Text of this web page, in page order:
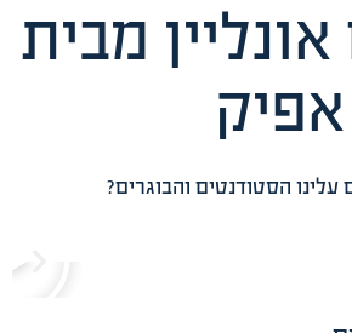
מבית
הסטודנטים והבוגרים?